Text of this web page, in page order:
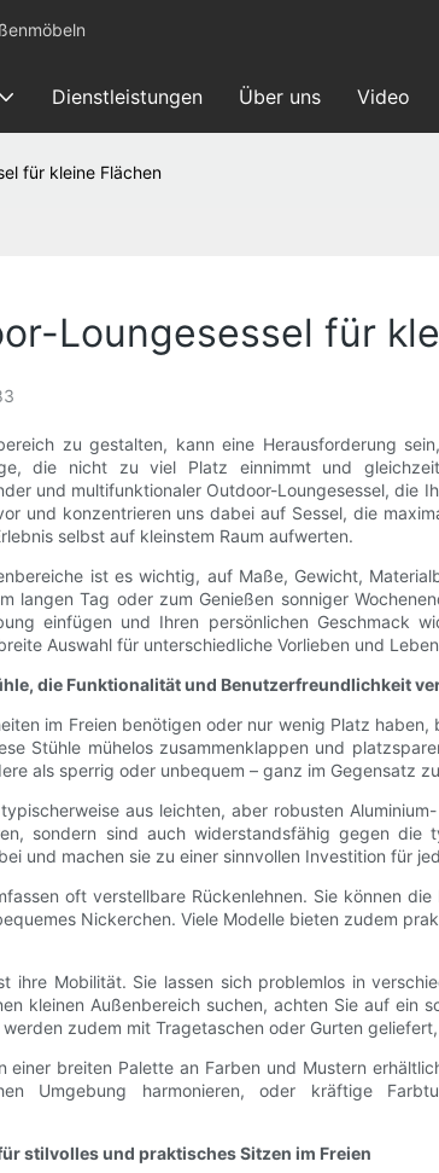
Dienstleistungen Über uns Video
für kleine Flächen
Loungesessel für
zu gestalten, kann eine Herausforderung
die nicht zu viel Platz einnimmt und
und multifunktionaler Outdoor-Loungesessel,
und konzentrieren uns dabei auf Sessel, die
selbst auf kleinstem Raum aufwerten.
ist es wichtig, auf Maße, Gewicht,
langen Tag oder zum Genießen sonniger
einfügen und Ihren persönlichen Geschmack
Auswahl für unterschiedliche Vorlieben und
die Funktionalität und Benutzerfreundlichkeit
im Freien benötigen oder nur wenig Platz
Stühle mühelos zusammenklappen und
als sperrig oder unbequem – ganz im Gegensatz
aus leichten, aber robusten
sondern sind auch widerstandsfähig gegen die
und machen sie zu einer sinnvollen Investition für
oft verstellbare Rückenlehnen. Sie können
Nickerchen. Viele Modelle bieten zudem
ihre Mobilität. Sie lassen sich problemlos in
kleinen Außenbereich suchen, achten Sie auf
zudem mit Tragetaschen oder Gurten
breiten Palette an Farben und Mustern
Umgebung harmonieren, oder kräftige
stilvolles und praktisches Sitzen im Freien